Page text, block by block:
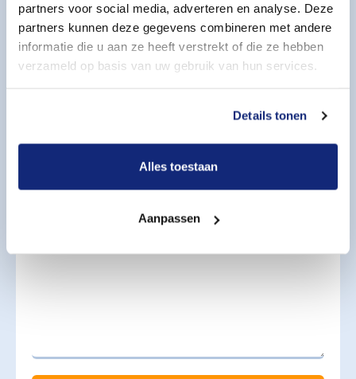
partners voor social media, adverteren en analyse. Deze
partners kunnen deze gegevens combineren met andere
informatie die u aan ze heeft verstrekt of die ze hebben
verzameld op basis van uw gebruik van hun services.
Details tonen
Alles toestaan
Aanpassen
Indicatie periode overlijden
Aanvullende wensen
Geef uw aanvullende wensen aan